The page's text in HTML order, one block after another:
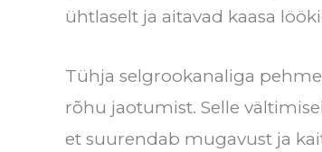
ühtlaselt ja aitavad kaasa
Tühja selgrookanaliga
rõhu jaotumist. Selle
et suurendab mugavust ja